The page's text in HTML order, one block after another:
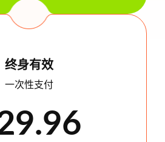
终身有效
一次性支付